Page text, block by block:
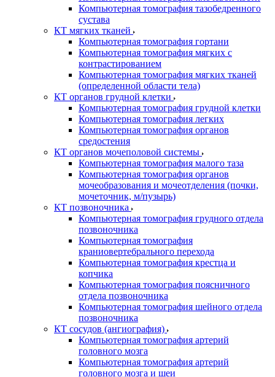
Компьютерная томография тазобедренного
сустава
КТ мягких тканей
Компьютерная томография гортани
Компьютерная томография мягких с
контрастированием
Компьютерная томография мягких тканей
(определенной области тела)
КТ органов грудной клетки
Компьютерная томография грудной клетки
Компьютерная томография легких
Компьютерная томография органов
средостения
КТ органов мочеполовой системы
Компьютерная томография малого таза
Компьютерная томография органов
мочеобразования и мочеотделения (почки,
мочеточник, м/пузырь)
КТ позвоночника
Компьютерная томография грудного отдела
позвоночника
Компьютерная томография
краниовертебрального перехода
Компьютерная томография крестца и
копчика
Компьютерная томография поясничного
отдела позвоночника
Компьютерная томография шейного отдела
позвоночника
КТ сосудов (ангиография)
Компьютерная томография артерий
головного мозга
Компьютерная томография артерий
головного мозга и шеи